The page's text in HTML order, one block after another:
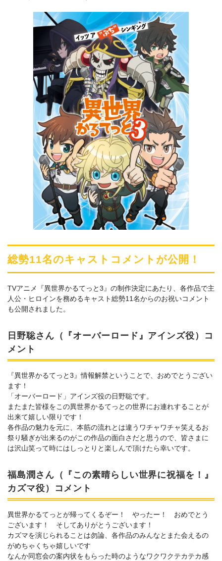
総勢11名のキャストコメントが公開！
TVアニメ『異世界かるてっと3』の制作決定にあたり、各作品で主
人公・ヒロインを務めるキャスト総勢11名からのお祝いコメント
も公開されました。
日野聡さん（『オーバーロード』アインズ役）コ
メント
『異世界かるてっと3』情報解禁ということで、おめでとうござい
ます！
「オーバーロード」アインズ役の日野聡です。
またまた皆様をこの異世界かるてっとの世界にお連れすることが
出来て嬉しい限りです！
各作品の魅力を元に、本筋の流れとは違うワチャワチャ笑えるお
祭り騒ぎが出来るのがこの作品の面白さだと思うので、皆さまに
は沢山笑って時にはしっとりと楽しんで頂けたら幸いです。
福島潤さん（『この素晴らしい世界に祝福を！』
カズマ役）コメント
異世界かるてっとが帰ってくるぞー！ やったー！ おめでとう
ございます！ そしてありがとうございます！
カズマを演じられることは勿論、各作品のみんなとまた会えるの
がめちゃくちゃ嬉しいです
なんか同窓会の案内状をもらった時のようなワクワクテカテカ感